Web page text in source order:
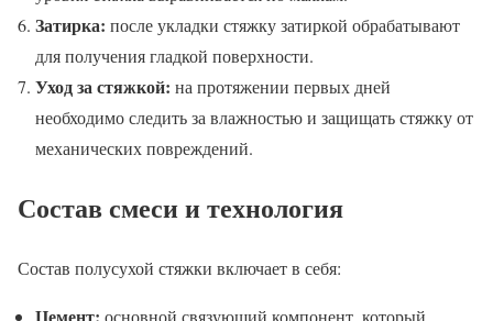
Затирка: после укладки стяжку затиркой обрабатывают
для получения гладкой поверхности.
Уход за стяжкой: на протяжении первых дней
необходимо следить за влажностью и защищать стяжку от
механических повреждений.
Состав смеси и технология
Состав полусухой стяжки включает в себя: